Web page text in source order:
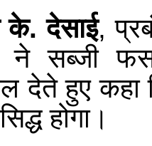
देसाई,
ने सब्जी
देते हुए कहा
होगा।